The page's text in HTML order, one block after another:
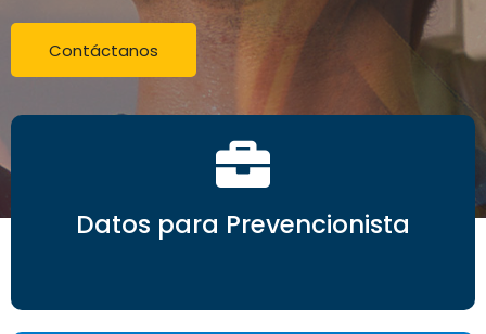
Contáctanos
Datos para Prevencionista